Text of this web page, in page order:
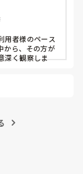
用者様のペース
から、その方が
深く観察しま